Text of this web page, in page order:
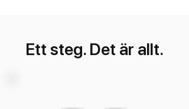
Ett steg. Det är allt.